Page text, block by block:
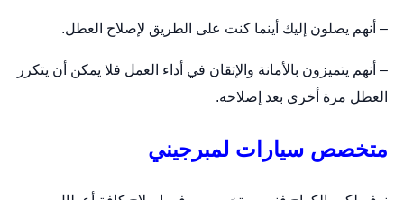
– أنهم يصلون إليك أينما كنت على الطريق لإصلاح العطل.
– أنهم يتميزون بالأمانة والإتقان في أداء العمل فلا يمكن أن يتكرر
العطل مرة أخرى بعد إصلاحه.
متخصص سيارات لمبرجيني